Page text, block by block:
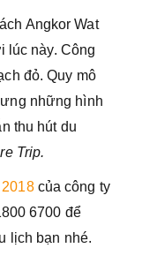
Angkor Wat
lúc này. Công
đỏ. Quy mô
những hình
thu hút du
Trip.
của công ty
6700 để
lịch bạn nhé.